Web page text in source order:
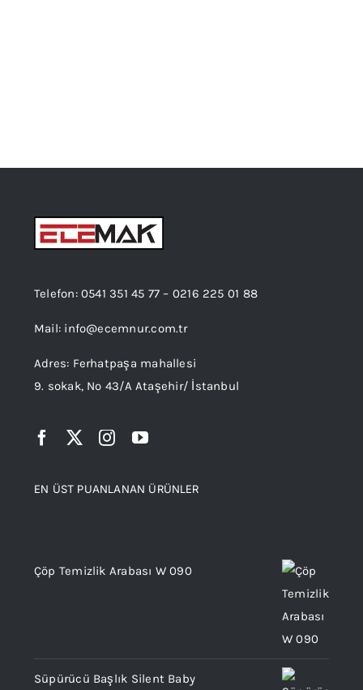
Telefon:0541 351 45 77 – 0216 225 01 88
Mail: info@ecemnur.com.tr
Adres: Ferhatpaşa mahallesi
9. sokak, No 43/A Ataşehir/ İstanbul
EN ÜST PUANLANAN ÜRÜNLER
Çöp Temizlik Arabası W 090
Süpürücü Başlık Silent Baby